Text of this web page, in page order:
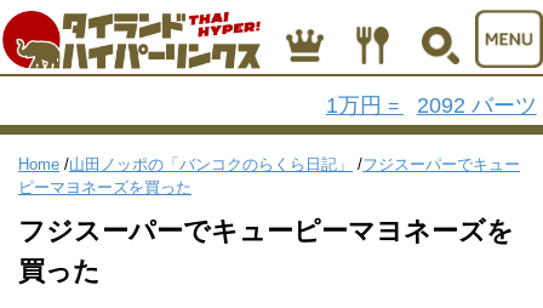
1万円 = 2092 バーツ
Home /山田ノッポの「バンコクのらくら日記」 /フジスーパーでキュー
ピーマヨネーズを買った
フジスーパーでキューピーマヨネーズを
買った